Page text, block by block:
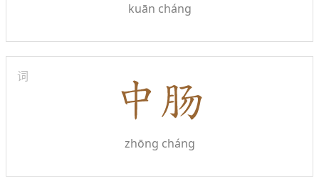
kuān cháng
词
zhōng cháng